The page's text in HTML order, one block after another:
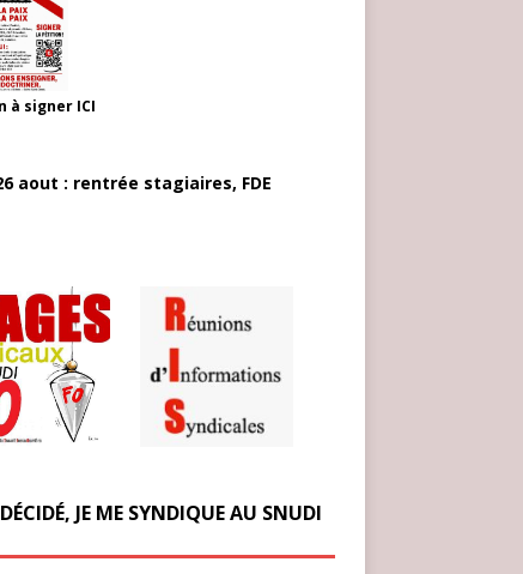
à signer ICI
aout : rentrée stagiaires, FDE
DÉCIDÉ, JE ME SYNDIQUE AU SNUDI